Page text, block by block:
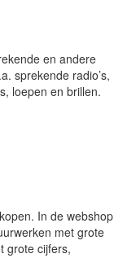
en andere
sprekende radio’s,
loepen en brillen.
In de webshop
met grote
grote cijfers,